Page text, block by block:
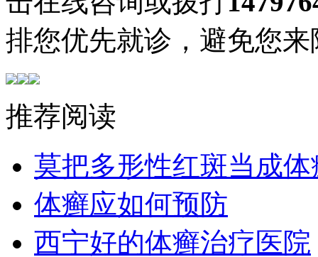
排您优先就诊，避免您
推荐阅读
莫把多形性红斑当成体
体癣应如何预防
西宁好的体癣治疗医院